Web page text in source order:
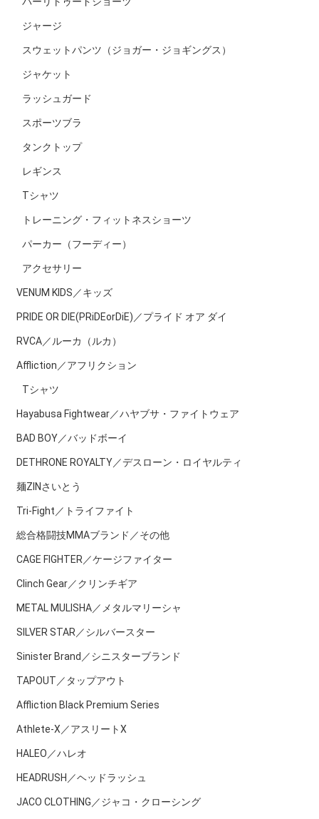
ジャージ
スウェットパンツ（ジョガー・ジョギングス）
ジャケット
ラッシュガード
スポーツブラ
タンクトップ
レギンス
Tシャツ
トレーニング・フィットネスショーツ
パーカー（フーディー）
アクセサリー
VENUM KIDS／キッズ
PRIDE OR DIE(PRiDEorDiE)／プライド オア ダイ
RVCA／ルーカ（ルカ）
Affliction／アフリクション
Tシャツ
Hayabusa Fightwear／ハヤブサ・ファイトウェア
BAD BOY／バッドボーイ
DETHRONE ROYALTY／デスローン・ロイヤルティ
麺ZINさいとう
Tri-Fight／トライファイト
総合格闘技MMAブランド／その他
CAGE FIGHTER／ケージファイター
Clinch Gear／クリンチギア
METAL MULISHA／メタルマリーシャ
SILVER STAR／シルバースター
Sinister Brand／シニスターブランド
TAPOUT／タップアウト
Affliction Black Premium Series
Athlete-X／アスリートX
HALEO／ハレオ
HEADRUSH／ヘッドラッシュ
JACO CLOTHING／ジャコ・クローシング